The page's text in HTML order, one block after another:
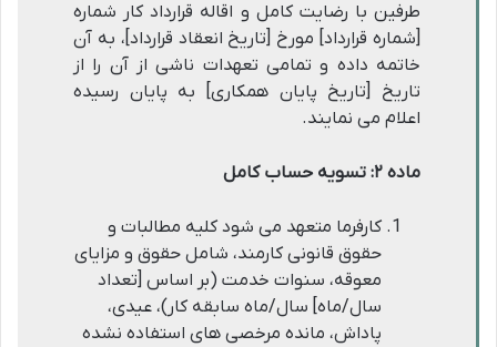
طرفین با رضایت کامل و اقاله قرارداد کار شماره
[شماره قرارداد] مورخ [تاریخ انعقاد قرارداد]، به آن
خاتمه داده و تمامی تعهدات ناشی از آن را از
تاریخ [تاریخ پایان همکاری] به پایان رسیده
اعلام می نمایند.
ماده ۲: تسویه حساب کامل
کارفرما متعهد می شود کلیه مطالبات و
حقوق قانونی کارمند، شامل حقوق و مزایای
معوقه، سنوات خدمت (بر اساس [تعداد
سال/ماه] سال/ماه سابقه کار)، عیدی،
پاداش، مانده مرخصی های استفاده نشده